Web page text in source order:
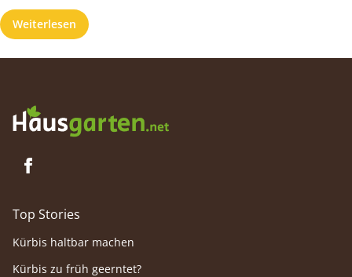
Weiterlesen
Top Stories
Kürbis haltbar machen
Kürbis zu früh geerntet?